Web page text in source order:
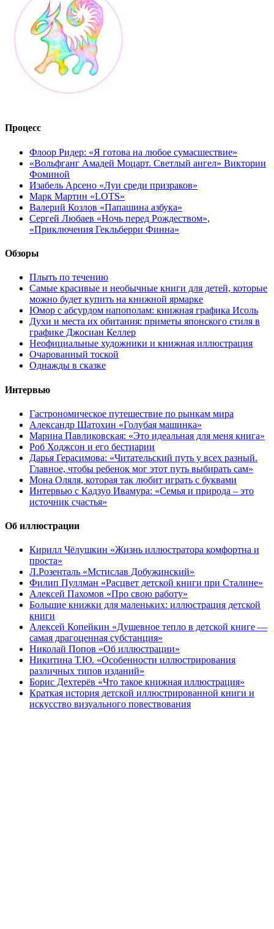
Процесс
Флоор Ридер: «Я готова на любое сумасшествие»
«Вольфганг Амадей Моцарт. Светлый ангел» Виктории
Фоминой
Изабель Арсено «Луи среди призраков»
Марк Мартин «LOTS»
Валерий Козлов «Папашина азбука»
Сергей Любаев «Ночь перед Рождеством»,
«Приключения Гекльберри Финна»
Обзоры
Плыть по течению
Самые красивые и необычные книги для детей, которые
можно будет купить на книжной ярмарке
Юмор с абсурдом напополам: книжная графика Исоль
Духи и места их обитания: приметы японского стиля в
графике Джосиан Келлер
Неофициальные художники и книжная иллюстрация
Очарованный тоской
Однажды в сказке
Интервью
Гастрономическое путешествие по рынкам мира
Александр Шатохин «Голубая машинка»
Марина Павликовская: «Это идеальная для меня книга»
Роб Ходжсон и его бестиарии
Дарья Герасимова: «Читательский путь у всех разный.
Главное, чтобы ребенок мог этот путь выбирать сам»
Мона Оляля, которая так любит играть с буквами
Интервью с Кадзуо Ивамура: «Семья и природа – это
источник счастья»
Об иллюстрации
Кирилл Чёлушкин «Жизнь иллюстратора комфортна и
проста»
Л.Розенталь «Мстислав Добужинский»
Филип Пуллман «Расцвет детской книги при Сталине»
Алексей Пахомов «Про свою работу»
Большие книжки для маленьких: иллюстрация детской
книги
Алексей Копейкин «Душевное тепло в детской книге —
самая драгоценная субстанция»
Николай Попов «Об иллюстрации»
Никитина Т.Ю. «Особенности иллюстрирования
различных типов изданий»
Борис Дехтерёв «Что такое книжная иллюстрация»
Краткая история детской иллюстрированной книги и
искусство визуального повествования